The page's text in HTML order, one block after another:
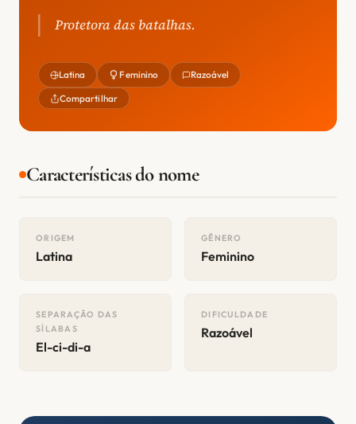
Protetora das batalhas.
Latina Feminino Razoável
Compartilhar
Características do nome
ORIGEM
Latina
GÊNERO
Feminino
SEPARAÇÃO DAS
SÍLABAS
El-ci-di-a
DIFICULDADE
Razoável